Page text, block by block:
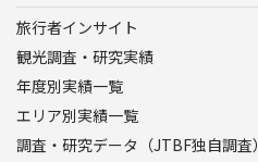
旅行者インサイト
観光調査・研究実績
年度別実績一覧
エリア別実績一覧
調査・研究データ（JTBF独自調査）